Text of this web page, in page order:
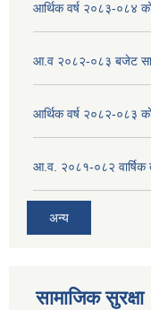
आर्थिक वर्ष २०८३-०८४
आ.व २०८२-०८३ बजेट
आर्थिक वर्ष २०८२-०८३
आ.व. २०८१-०८२ वार्षिक
अन्य
सामाजिक सुरक्षा